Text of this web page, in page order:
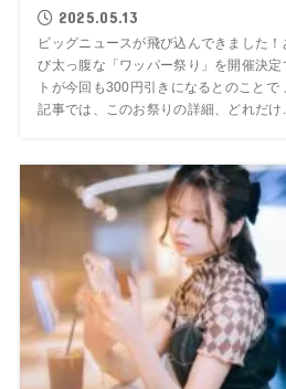
2025.05.13
ビッグニュースが飛び込んできました
び太っ腹な「ワッパー祭り」を開催決
トが今回も300円引きになるとのことで
記事では、このお祭りの詳細、どれだけ...